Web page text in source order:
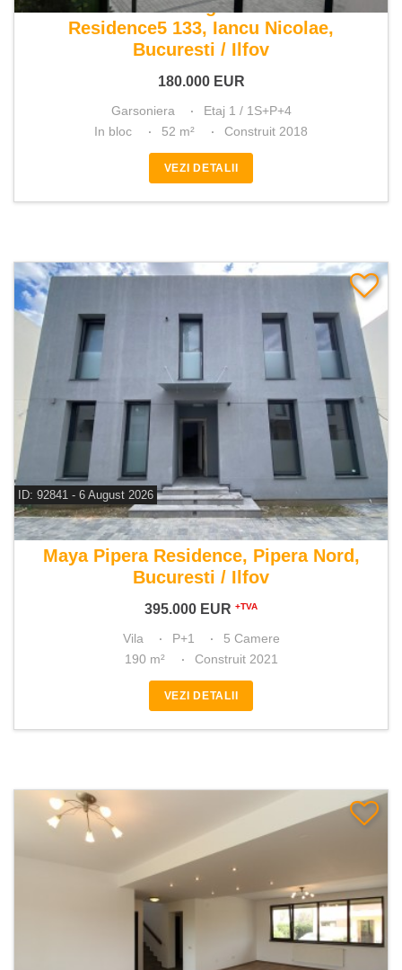
De vanzare garsoniera
Residence5 133, Iancu Nicolae,
Bucuresti / Ilfov
180.000 EUR
Garsoniera
Etaj 1 / 1S+P+4
In bloc
52 m² Construit 2018
VEZI DETALII
ID: 92841 - 6 August 2026
De vanzare vila 5 camere
Maya Pipera Residence, Pipera Nord,
Bucuresti / Ilfov
395.000 EUR +TVA
Vila P+1
5 Camere
190 m²
Construit 2021
VEZI DETALII